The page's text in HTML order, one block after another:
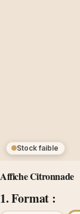
Affiche Citronnade
1. Format :
Stock faible